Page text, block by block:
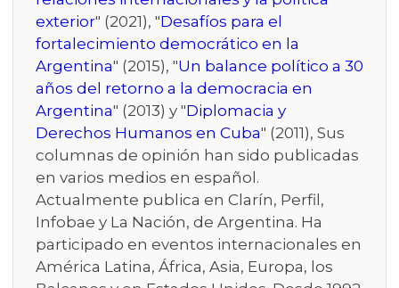
exterior" (2021), "Desafíos para el
fortalecimiento democrático en la
Argentina" (2015), "Un balance político a 30
años del retorno a la democracia en
Argentina" (2013) y "Diplomacia y
Derechos Humanos en Cuba" (2011), Sus
columnas de opinión han sido publicadas
en varios medios en español.
Actualmente publica en Clarín, Perfil,
Infobae y La Nación, de Argentina. Ha
participado en eventos internacionales en
América Latina, África, Asia, Europa, los